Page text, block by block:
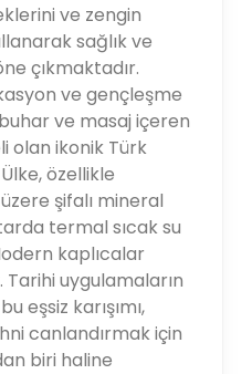
ve zengin
sağlık ve
çıkmaktadır.
ve gençleşme
ve masaj içeren
olan ikonik Türk
özellikle
şifalı mineral
termal sıcak su
kaplıcalar
uygulamaların
eşsiz karışımı,
canlandırmak için
biri haline